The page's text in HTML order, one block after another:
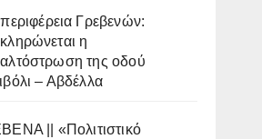
Γρεβενών:
η
της οδού
– Αβδέλλα
|| «Πολιτιστικό